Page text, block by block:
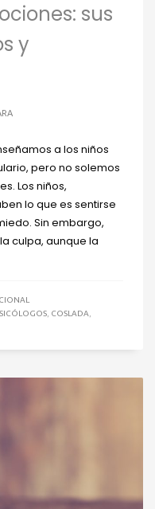
sus
y
a los niños
pero no solemos
Los niños,
lo que es sentirse
Sin embargo,
culpa, aunque la
, COSLADA,